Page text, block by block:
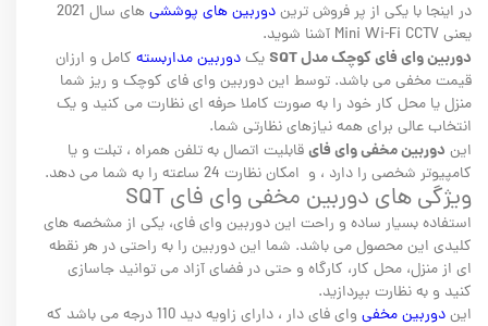
در اینجا با یکی از پر فروش تریندوربین های پوششی
های سال 2021
یعنی Mini Wi-Fi CCTV آشنا شوید.
دوربین وای فای کوچک مدل SQT یکدوربین مداربسته کامل و ارزان
قیمت مخفی می باشد. توسط این دوربین وای فای کوچک و ریز شما
منزل یا محل کار خود را به صورت کاملا حرفه ای نظارت می کنید و یک
انتخاب عالی برای همه نیازهای نظارتی شما.
این دوربین مخفی وای فایقابلیت اتصال به تلفن همراه ، تبلت و یا
کامپیوتر شخصی را دارد ، و امکان نظارت 24 ساعته را به شما می دهد.
ویژگی های دوربین مخفی وای فای SQT
استفاده بسیار ساده و راحت این دوربین وای فای، یکی از مشخصه های
کلیدی این محصول می باشد. شما این دوربین را به راحتی در هر نقطه
ای از منزل، محل کار، کارگاه و حتی در فضای آزاد می توانید جاسازی
کنید و به نظارت بپردازید.
ایندوربین مخفی
وای فای دار ، دارای زاویه دید 110 درجه می باشد که